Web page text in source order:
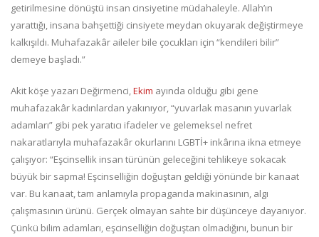
getirilmesine dönüştü insan cinsiyetine müdahaleyle. Allah’ın
yarattığı, insana bahşettiği cinsiyete meydan okuyarak değiştirmeye
kalkışıldı. Muhafazakâr aileler bile çocukları için “kendileri bilir”
demeye başladı.”
Akit köşe yazarı Değirmenci,Ekim ayında olduğu gibi gene
muhafazakâr kadınlardan yakınıyor, “yuvarlak masanın yuvarlak
adamları” gibi pek yaratıcı ifadeler ve gelemeksel nefret
nakaratlarıyla muhafazakâr okurlarını LGBTİ+ inkârına ikna etmeye
çalışıyor: “Eşcinsellik insan türünün geleceğini tehlikeye sokacak
büyük bir sapma! Eşcinselliğin doğuştan geldiği yönünde bir kanaat
var. Bu kanaat, tam anlamıyla propaganda makinasının, algı
çalışmasının ürünü. Gerçek olmayan sahte bir düşünceye dayanıyor.
Çünkü bilim adamları, eşcinselliğin doğuştan olmadığını, bunun bir